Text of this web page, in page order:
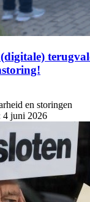
en storingen
4 juni 2026